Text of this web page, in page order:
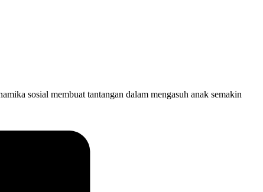
sosial membuat tantangan dalam mengasuh anak semakin